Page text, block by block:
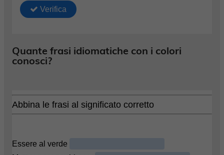
Quante frasi idiomatiche con i colori
conosci?